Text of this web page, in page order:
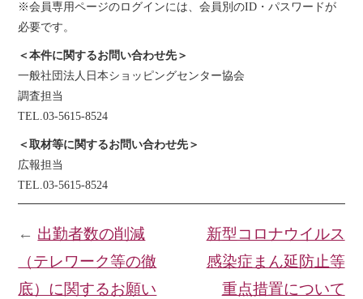
※会員専用ページのログインには、会員別のID・パスワードが
必要です。
＜本件に関するお問い合わせ先＞
一般社団法人日本ショッピングセンター協会
調査担当
TEL.03-5615-8524
＜取材等に関するお問い合わせ先＞
広報担当
TEL.03-5615-8524
新型コロナウイルス
感染症まん延防止等
重点措置について
← 出勤者数の削減
（テレワーク等の徹
底）に関するお願い